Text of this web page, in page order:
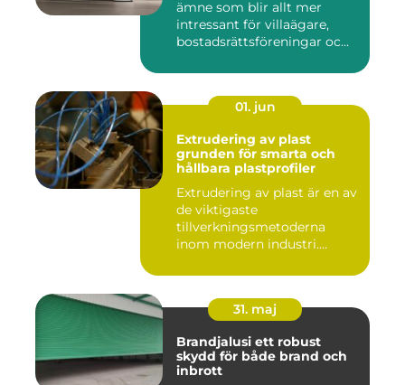
ämne som blir allt mer
intressant för villaägare,
bostadsrättsföreningar oc...
01. jun
Extrudering av plast
grunden för smarta och
hållbara plastprofiler
Extrudering av plast är en av
de viktigaste
tillverkningsmetoderna
inom modern industri.
31. maj
Brandjalusi ett robust
skydd för både brand och
inbrott